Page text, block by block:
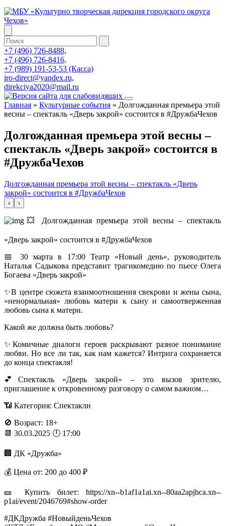
+7 (496) 726-8488,
+7 (496) 726-8416,
+7 (989) 191-53-53 (Касса)
iro-direct@yandex.ru,
direkciya2020@mail.ru
Главная » Культурные события » Долгожданная премьера этой
весны – спектакль «Дверь закрой» состоится в #ДружбаЧехов
Долгожданная премьера этой весны –
спектакль «Дверь закрой» состоится в
#ДружбаЧехов
Долгожданная премьера этой весны – спектакль «Дверь
закрой» состоится в #ДружбаЧехов
‹ ›
💥 Долгожданная премьера этой весны – спектакль
«Дверь закрой» состоится в #ДружбаЧехов
📅 30 марта в 17:00 Театр «Новый день», руководитель
Наталья Садыкова представит трагикомедию по пьесе Олега
Богаева «Дверь закрой»
✨В центре сюжета взаимоотношения свекрови и жены сына,
«ненормальная» любовь матери к сыну и самоотверженная
любовь сына к матери.
Какой же должна быть любовь?
✨Комичные диалоги героев раскрывают разное понимание
любви. Но все ли так, как нам кажется? Интрига сохраняется
до конца спектакля!
💕Спектакль «Дверь закрой» – это вызов зрителю,
приглашение к откровенному разговору о самом важном…
📶 Категория: Спектакли
🚫 Возраст: 18+
📆 30.03.2025 🕛 17:00
🏢 ДК «Дружба»
💰 Цена от: 200 до 400 ₽
🎫 Купить билет: https://xn--b1af1a1ai.xn--80aa2apjhca.xn--
p1ai/event/2046769#show-order
#ДКДружба #НовыйденьЧехов